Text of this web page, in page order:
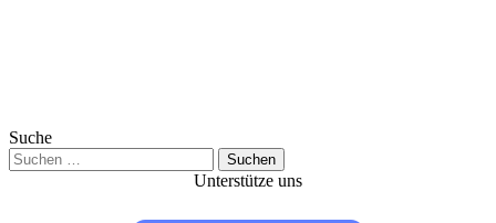
Suche
Suchen
nach:
Unterstütze uns